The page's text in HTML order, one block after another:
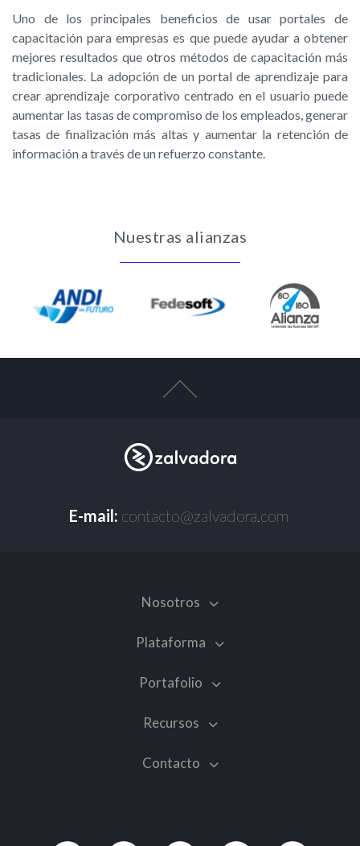
Uno de los principales beneficios de usar portales de
capacitación para empresas es que puede ayudar a obtener
mejores resultados que otros métodos de capacitación más
tradicionales. La adopción de un portal de aprendizaje para
crear aprendizaje corporativo centrado en el usuario puede
aumentar las tasas de compromiso de los empleados, generar
tasas de finalización más altas y aumentar la retención de
información a través de un refuerzo constante.
Nuestras alianzas
E-mail: contacto@zalvadora.com
Nosotros
Plataforma
Portafolio
Recursos
Contacto